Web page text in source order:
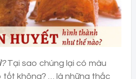
?Tại sao chúng lại có màu
tốt không? … là những thắc